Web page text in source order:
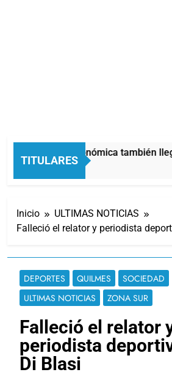
TITULARES
La crisis económica también
6 Horas Atrás
Inicio
ULTIMAS NOTICIAS
Falleció el relator y periodista
DEPORTES QUILMES
SOCIEDAD
ULTIMAS NOTICIAS
ZONA SUR
Falleció el relator
periodista
Di Blasi